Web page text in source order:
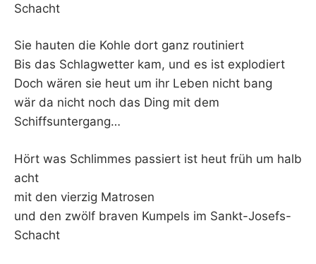
Schacht
Sie hauten die Kohle dort ganz routiniert
Bis das Schlagwetter kam, und es ist explodiert
Doch wären sie heut um ihr Leben nicht bang
wär da nicht noch das Ding mit dem
Schiffsuntergang…
Hört was Schlimmes passiert ist heut früh um halb
acht
mit den vierzig Matrosen
und den zwölf braven Kumpels im Sankt-Josefs-
Schacht